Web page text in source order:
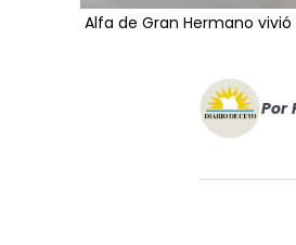
Alfa de Gran Hermano
Por